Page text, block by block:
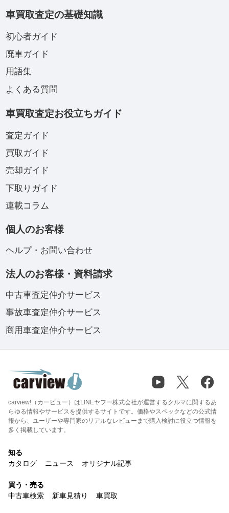
車買取査定の基礎知識
初心者ガイド
廃車ガイド
用語集
よくある質問
車買取査定お役立ちガイド
査定ガイド
買取ガイド
売却ガイド
下取りガイド
連載コラム
個人のお客様
ヘルプ・お問い合わせ
法人のお客様・資料請求
中古車査定仲介サービス
事故車査定仲介サービス
商用車査定仲介サービス
carview!（カービュー）はLINEヤフー株式会社が運営するクルマに関するあ
らゆる情報やサービスを提供するサイトです。価格やスペックなどの公式情
報から、ユーザーや専門家のリアルなレビューまで購入検討に役立つ情報を
多く掲載しています。
知る
カタログ
ニュース オリジナル記事
買う・売る
中古車検索
新車見積り 車買取